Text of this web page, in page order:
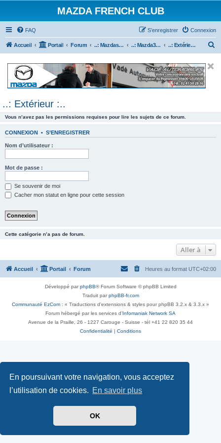
En poursuivant votre navigation, vous acceptez
l’utilisation de cookies. En savoir plus
OK
MAZDA FRENCH CLUB
FAQ Connexion
S’enregistrer
Accueil Portail Forum ..: Mazdaspeed & MPS :.. ..: Mazda3 MPS & Mazdaspeed 3 :.. ..: Extérieur :..
e
..: Extérieur :..
Vous n’avez pas les permissions requises pour lire les sujets de ce forum.
CONNEXION • S’ENREGISTRER
Nom d’utilisateur :
Mot de passe :
Se souvenir de moi
Cacher mon statut en ligne pour cette session
Cette catégorie n’a pas de forum.
Aller à
Accueil Portail Forum Heures au format UTC+02:00
Développé parphpBB® Forum Software © phpBB Limited
Traduit parphpBB-fr.com
Communauté EzCom : « Traductions d'extensions & styles pour phpBB 3.2.x & 3.3.x »
Forum hébergé par les services d’ Infomaniak Network SA
Avenue de la Praille, 26 - 1227 Carouge - Suisse - tél +41 22 820 35 44
Confidentialité
Conditions